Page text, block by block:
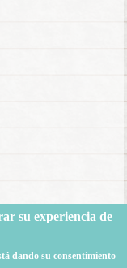
su experiencia de
dando su consentimiento